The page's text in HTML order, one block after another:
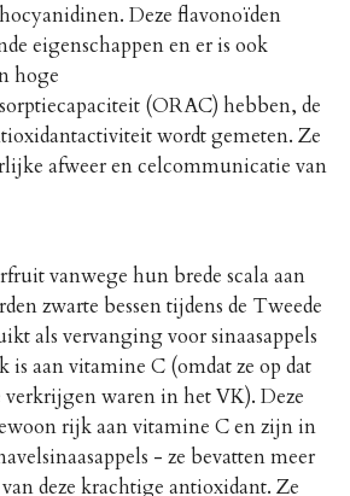
Deze flavonoïden
eigenschappen en er is ook
hoge
(ORAC) hebben, de
wordt gemeten. Ze
afweer en celcommunicatie van
vanwege hun brede scala aan
zwarte bessen tijdens de Tweede
als vervanging voor sinaasappels
is aan vitamine C (omdat ze op dat
waren in het VK). Deze
rijk aan vitamine C en zijn in
- ze bevatten meer
deze krachtige antioxidant. Ze